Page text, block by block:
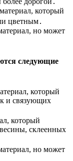
который
цветным․
но может
следующие
который
и связующих
который
склеенных
но может